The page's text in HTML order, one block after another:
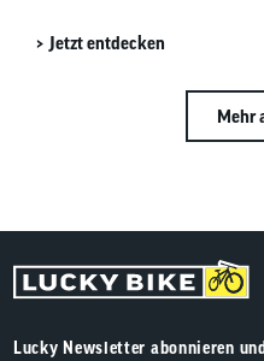
Jetzt entdecken
Mehr
Lucky Newsletter abonnieren